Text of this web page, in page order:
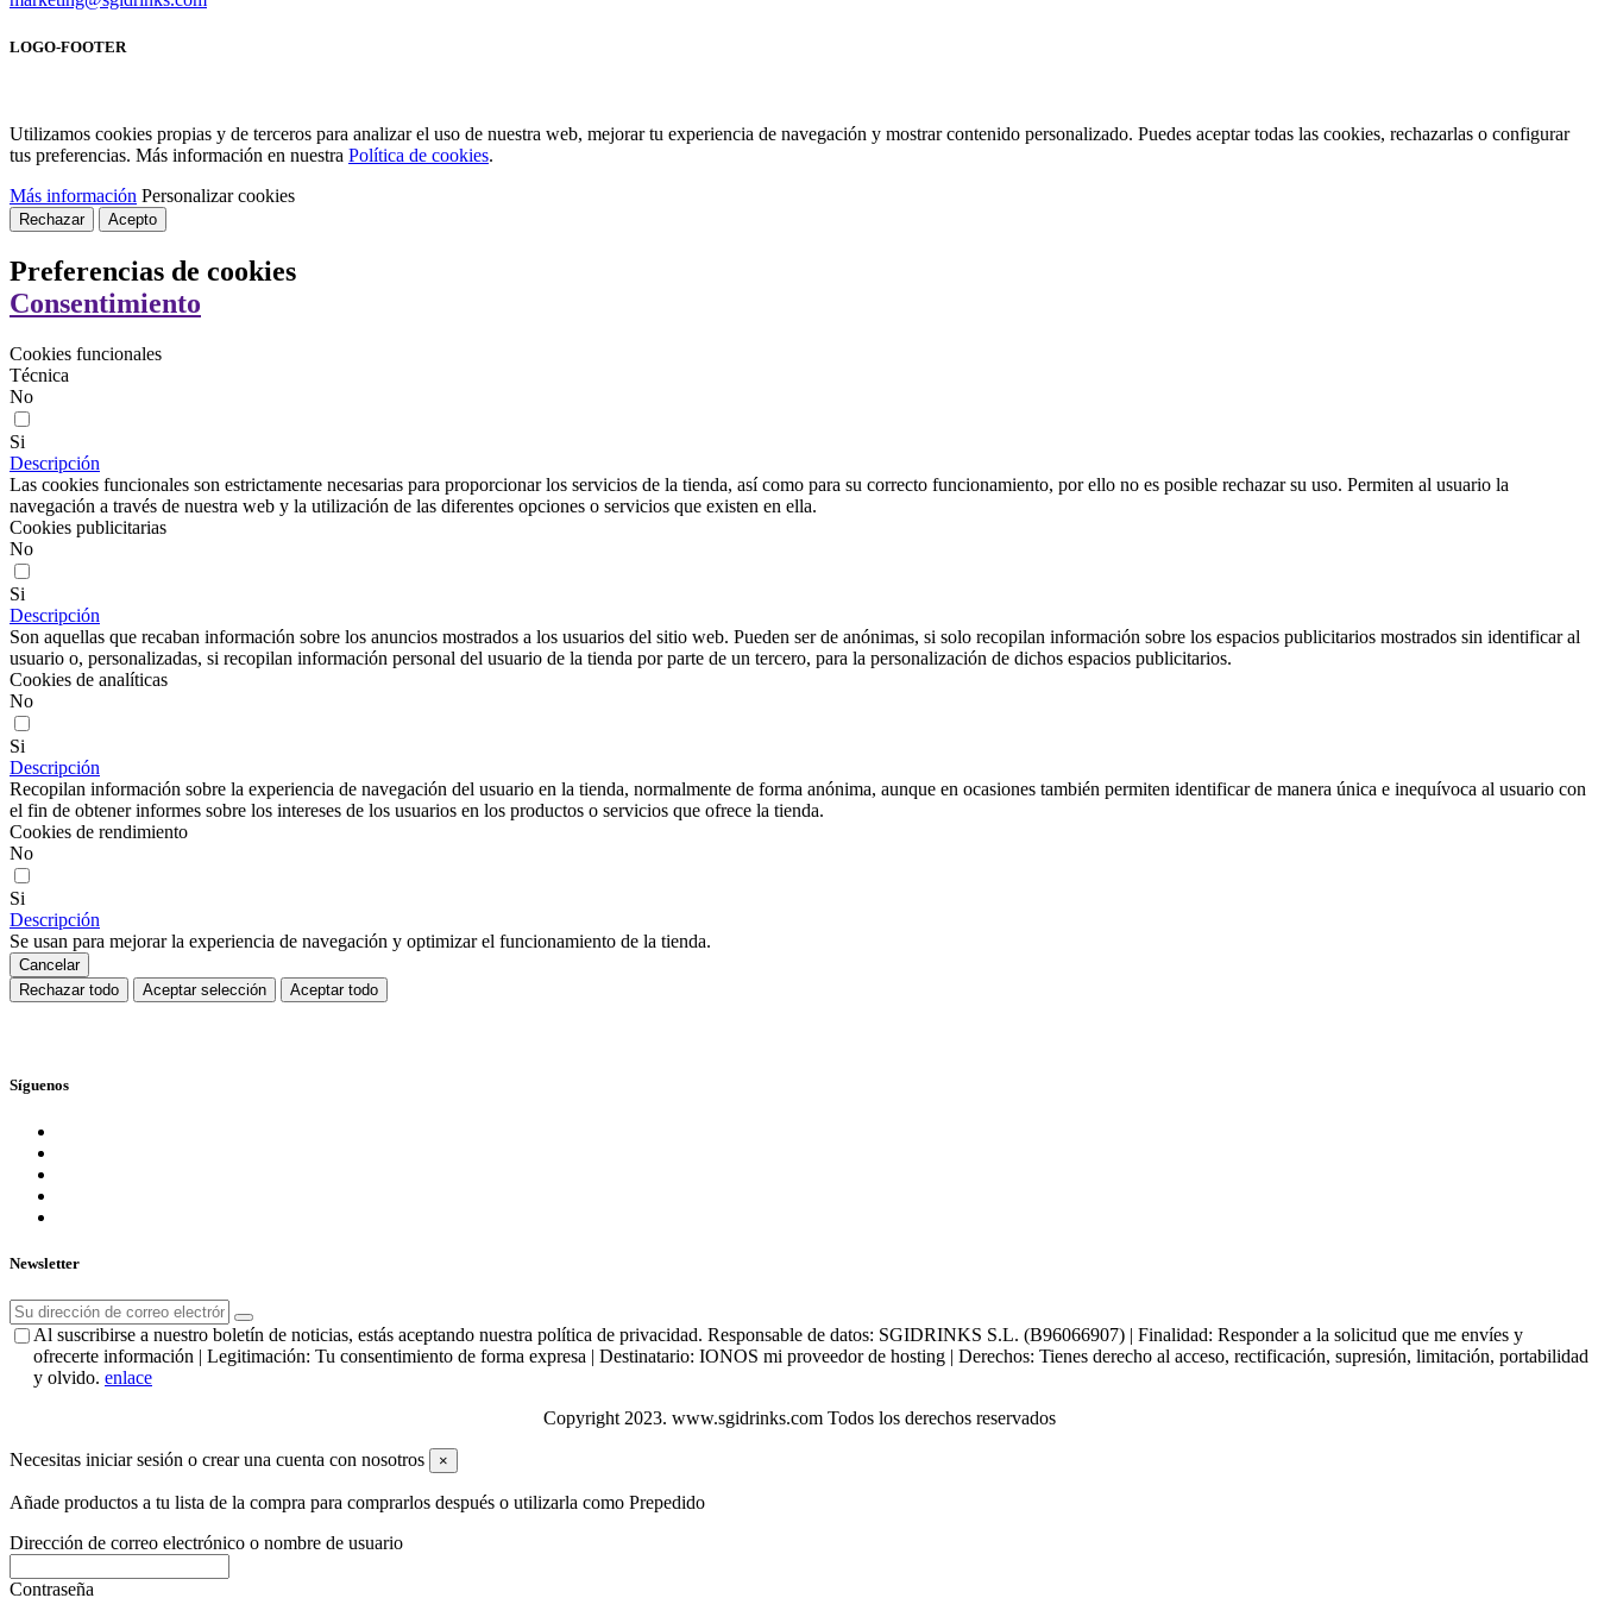
LOGO-FOOTER
Utilizamos cookies propias y de terceros para analizar el uso de nuestra web, mejorar tu experiencia de navegación y mostrar contenido personalizado. Puedes aceptar todas las cookies, rechazarlas o configurar
tus preferencias. Más información en nuestra Política de cookies.
Más información Personalizar cookies
Rechazar Acepto
Preferencias de cookies
Consentimiento
Cookies funcionales
Técnica
No
Si
Descripción
Las cookies funcionales son estrictamente necesarias para proporcionar los servicios de la tienda, así como para su correcto funcionamiento, por ello no es posible rechazar su uso. Permiten al usuario la
navegación a través de nuestra web y la utilización de las diferentes opciones o servicios que existen en ella.
Cookies publicitarias
No
Si
Descripción
Son aquellas que recaban información sobre los anuncios mostrados a los usuarios del sitio web. Pueden ser de anónimas, si solo recopilan información sobre los espacios publicitarios mostrados sin identificar al
usuario o, personalizadas, si recopilan información personal del usuario de la tienda por parte de un tercero, para la personalización de dichos espacios publicitarios.
Cookies de analíticas
No
Si
Descripción
Recopilan información sobre la experiencia de navegación del usuario en la tienda, normalmente de forma anónima, aunque en ocasiones también permiten identificar de manera única e inequívoca al usuario con
el fin de obtener informes sobre los intereses de los usuarios en los productos o servicios que ofrece la tienda.
Cookies de rendimiento
No
Si
Descripción
Se usan para mejorar la experiencia de navegación y optimizar el funcionamiento de la tienda.
Cancelar
Rechazar todo
Aceptar selección Aceptar todo
Síguenos
Newsletter
Al suscribirse a nuestro boletín de noticias, estás aceptando nuestra política de privacidad. Responsable de datos: SGIDRINKS S.L. (B96066907) | Finalidad: Responder a la solicitud que me envíes y
ofrecerte información | Legitimación: Tu consentimiento de forma expresa | Destinatario: IONOS mi proveedor de hosting | Derechos: Tienes derecho al acceso, rectificación, supresión, limitación, portabilidad
y olvido. enlace
Copyright 2023. www.sgidrinks.com Todos los derechos reservados
Necesitas iniciar sesión o crear una cuenta con nosotros ×
Añade productos a tu lista de la compra para comprarlos después o utilizarla como Prepedido
Dirección de correo electrónico o nombre de usuario
Contraseña